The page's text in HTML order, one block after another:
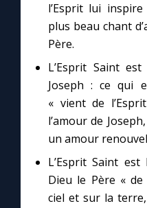
l’Esprit lui
plus beau chant
Père.
L’Esprit Saint
Joseph : ce qui
« vient de
l’amour de
un amour
L’Esprit Saint
Dieu le Père «
ciel et sur la